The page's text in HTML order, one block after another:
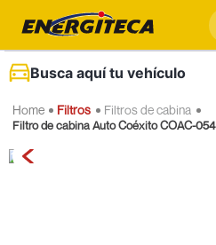
Busca aquí tu vehículo
Filtros Filtros de cabina
Filtro de cabina Auto Coéxito COAC-054